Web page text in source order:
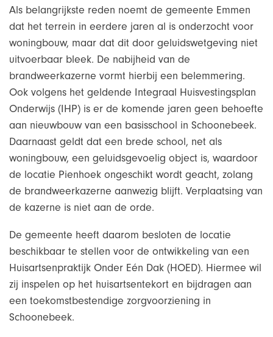
Als belangrijkste reden noemt de gemeente Emmen
dat het terrein in eerdere jaren al is onderzocht voor
woningbouw, maar dat dit door geluidswetgeving niet
uitvoerbaar bleek. De nabijheid van de
brandweerkazerne vormt hierbij een belemmering.
Ook volgens het geldende Integraal Huisvestingsplan
Onderwijs (IHP) is er de komende jaren geen behoefte
aan nieuwbouw van een basisschool in Schoonebeek.
Daarnaast geldt dat een brede school, net als
woningbouw, een geluidsgevoelig object is, waardoor
de locatie Pienhoek ongeschikt wordt geacht, zolang
de brandweerkazerne aanwezig blijft. Verplaatsing van
de kazerne is niet aan de orde.
De gemeente heeft daarom besloten de locatie
beschikbaar te stellen voor de ontwikkeling van een
Huisartsenpraktijk Onder Eén Dak (HOED). Hiermee wil
zij inspelen op het huisartsentekort en bijdragen aan
een toekomstbestendige zorgvoorziening in
Schoonebeek.